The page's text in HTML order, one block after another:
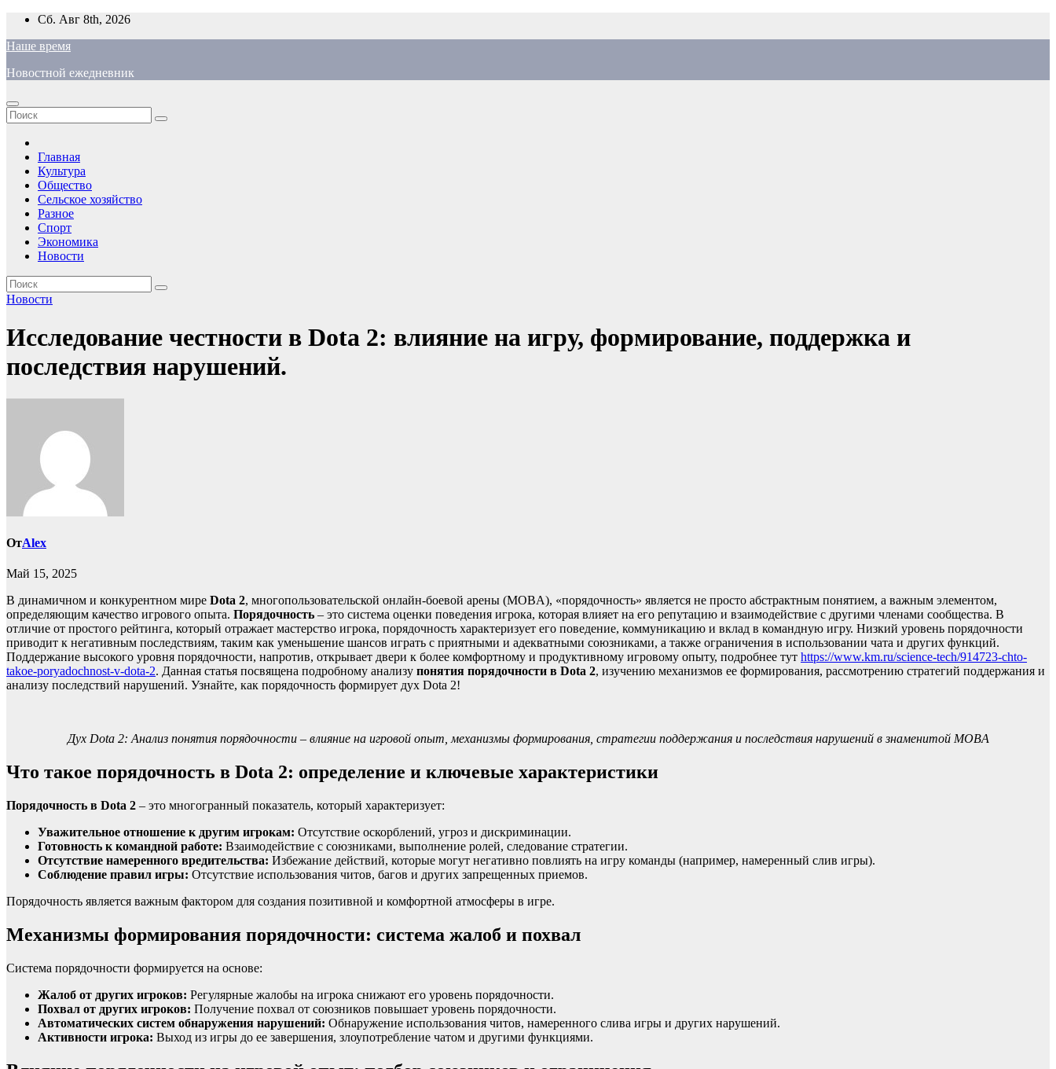
Перейти
содержимому
Сб. Авг 8th, 2026
Наше время
Новостной ежедневник
Главная
Культура
Общество
Сельское хозяйство
Разное
Спорт
Экономика
Новости
Новости
Исследование честности в Dota 2: влияние на игру, формирование, поддержка и
последствия нарушений.
ОтAlex
Май 15, 2025
В динамичном и конкурентном мире Dota 2, многопользовательской онлайн-боевой арены (MOBA), «порядочность» является не просто абстрактным понятием, а важным элементом,
определяющим качество игрового опыта. Порядочность – это система оценки поведения игрока, которая влияет на его репутацию и взаимодействие с другими членами сообщества. В
отличие от простого рейтинга, который отражает мастерство игрока, порядочность характеризует его поведение, коммуникацию и вклад в командную игру. Низкий уровень порядочности
приводит к негативным последствиям, таким как уменьшение шансов играть с приятными и адекватными союзниками, а также ограничения в использовании чата и других функций.
Поддержание высокого уровня порядочности, напротив, открывает двери к более комфортному и продуктивному игровому опыту, подробнее тут https://www.km.ru/science-tech/914723-chto-
takoe-poryadochnost-v-dota-2. Данная статья посвящена подробному анализу понятия порядочности в Dota 2, изучению механизмов ее формирования, рассмотрению стратегий поддержания и
анализу последствий нарушений. Узнайте, как порядочность формирует дух Dota 2!
Дух Dota 2: Анализ понятия порядочности – влияние на игровой опыт, механизмы формирования, стратегии поддержания и последствия нарушений в знаменитой MOBA
Что такое порядочность в Dota 2: определение и ключевые характеристики
Порядочность в Dota 2 – это многогранный показатель, который характеризует:
Уважительное отношение к другим игрокам: Отсутствие оскорблений, угроз и дискриминации.
Готовность к командной работе: Взаимодействие с союзниками, выполнение ролей, следование стратегии.
Отсутствие намеренного вредительства: Избежание действий, которые могут негативно повлиять на игру команды (например, намеренный слив игры).
Соблюдение правил игры: Отсутствие использования читов, багов и других запрещенных приемов.
Порядочность является важным фактором для создания позитивной и комфортной атмосферы в игре.
Механизмы формирования порядочности: система жалоб и похвал
Система порядочности формируется на основе:
Жалоб от других игроков: Регулярные жалобы на игрока снижают его уровень порядочности.
Похвал от других игроков: Получение похвал от союзников повышает уровень порядочности.
Автоматических систем обнаружения нарушений: Обнаружение использования читов, намеренного слива игры и других нарушений.
Активности игрока: Выход из игры до ее завершения, злоупотребление чатом и другими функциями.